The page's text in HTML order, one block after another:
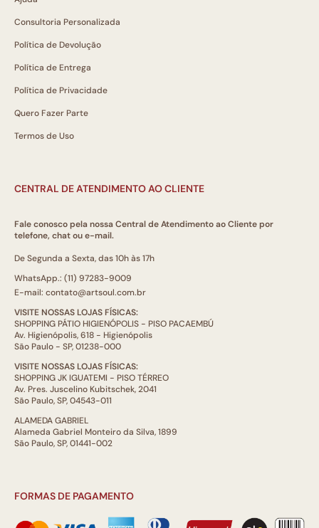
Consultoria Personalizada
Política de Devolução
Política de Entrega
Política de Privacidade
Quero Fazer Parte
Termos de Uso
CENTRAL DE ATENDIMENTO AO CLIENTE
Fale conosco pela nossa Central de Atendimento ao Cliente por
telefone, chat ou e-mail.
De Segunda a Sexta, das 10h às 17h
WhatsApp.: (11) 97283-9009
E-mail: contato@artsoul.com.br
VISITE NOSSAS LOJAS FÍSICAS:
SHOPPING PÁTIO HIGIENÓPOLIS - PISO PACAEMBÚ
Av. Higienópolis, 618 - Higienópolis
São Paulo - SP, 01238-000
VISITE NOSSAS LOJAS FÍSICAS:
SHOPPING JK IGUATEMI - PISO TÉRREO
Av. Pres. Juscelino Kubitschek, 2041
São Paulo, SP, 04543-011
ALAMEDA GABRIEL
Alameda Gabriel Monteiro da Silva, 1899
São Paulo, SP, 01441-002
FORMAS DE PAGAMENTO